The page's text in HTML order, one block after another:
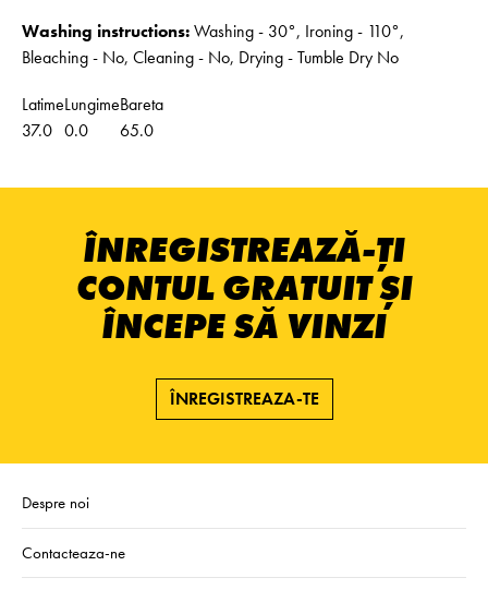
Washing instructions:Washing - 30°, Ironing - 110°,
Bleaching - No, Cleaning - No, Drying - Tumble Dry No
LatimeLungimeBareta
37.0 0.0 65.0
ÎNREGISTREAZĂ-ȚI
CONTUL GRATUIT ȘI
ÎNCEPE SĂ VINZI
ÎNREGISTREAZA-TE
Despre noi
Contacteaza-ne